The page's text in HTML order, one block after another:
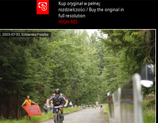
Kup oryginał w pełnej
rozdzielczości / Buy the original in
full resolution
HIGH-RES